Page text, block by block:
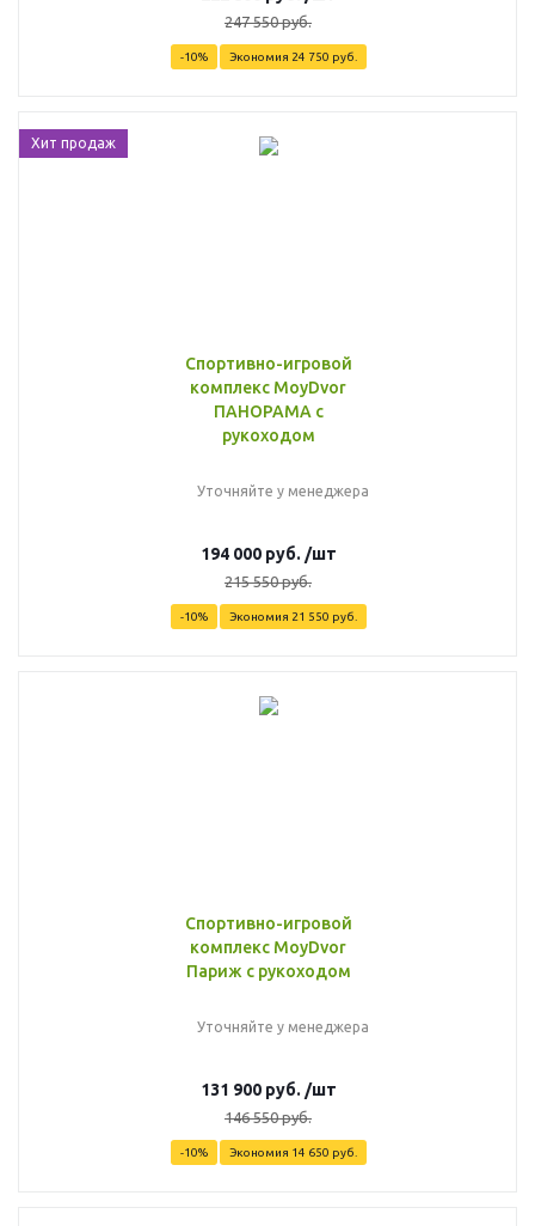
247 550руб.
-10% Экономия 24 750 руб.
Хит продаж
Спортивно-игровой
комплекс MoyDvor
ПАНОРАМА с
рукоходом
Уточняйте у менеджера
194 000руб. /шт
215 550руб.
-10% Экономия 21 550 руб.
Спортивно-игровой
комплекс MoyDvor
Париж с рукоходом
Уточняйте у менеджера
131 900руб. /шт
146 550руб.
-10% Экономия 14 650 руб.